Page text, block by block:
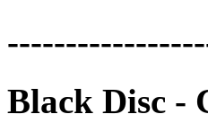
Black Disc -